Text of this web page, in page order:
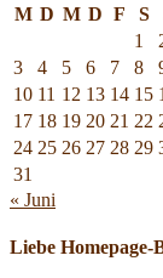
M D M D F S
1
3
4 5 6 7 8
10 11 12 13 14 15
17 18 19 20 21 22
24 25 26 27 28 29
31
« Juni
Liebe